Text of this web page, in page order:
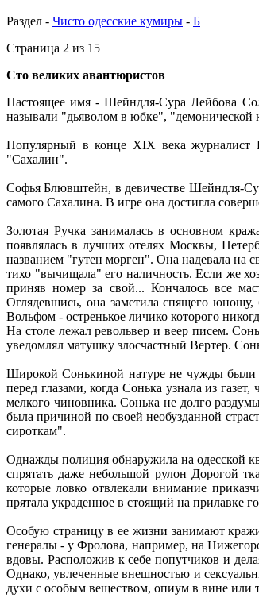
Раздел - Чисто одесские кумиры - Б
Страница 2 из 15
Сто великих авантюристов
Настоящее имя - Шейндля-Сура Лейбова
называли "дьяволом в юбке", "демонической
Популярный в конце XIX века журналист
"Сахалин".
Софья Блювштейн, в девичестве Шейндля-
самого Сахалина. В игре она достигла
Золотая Ручка занималась в основном
появлялась в лучших отелях Москвы,
названием "гутен морген". Она надевала на
тихо "вычищала" его наличность. Если же
приняв номер за свой... Кончалось все
Оглядевшись, она заметила спящего
Вольфом - остренькое личико которого
На столе лежал револьвер и веер писем.
уведомлял матушку злосчастный Вертер.
Широкой Сонькиной натуре не чужды были
перед глазами, когда Сонька узнала из
мелкого чиновника. Сонька не долго
была причиной по своей необузданной
сироткам".
Однажды полиция обнаружила на одесской
спрятать даже небольшой рулон Дорогой
которые ловко отвлекали внимание
прятала украденное в стоящий на прилавке
Особую страницу в ее жизни занимают
генералы - у Фролова, например, на
вдовы. Расположив к себе попутчиков и
Однако, увлеченные внешностью и
духи с особым веществом, опиум в вине или